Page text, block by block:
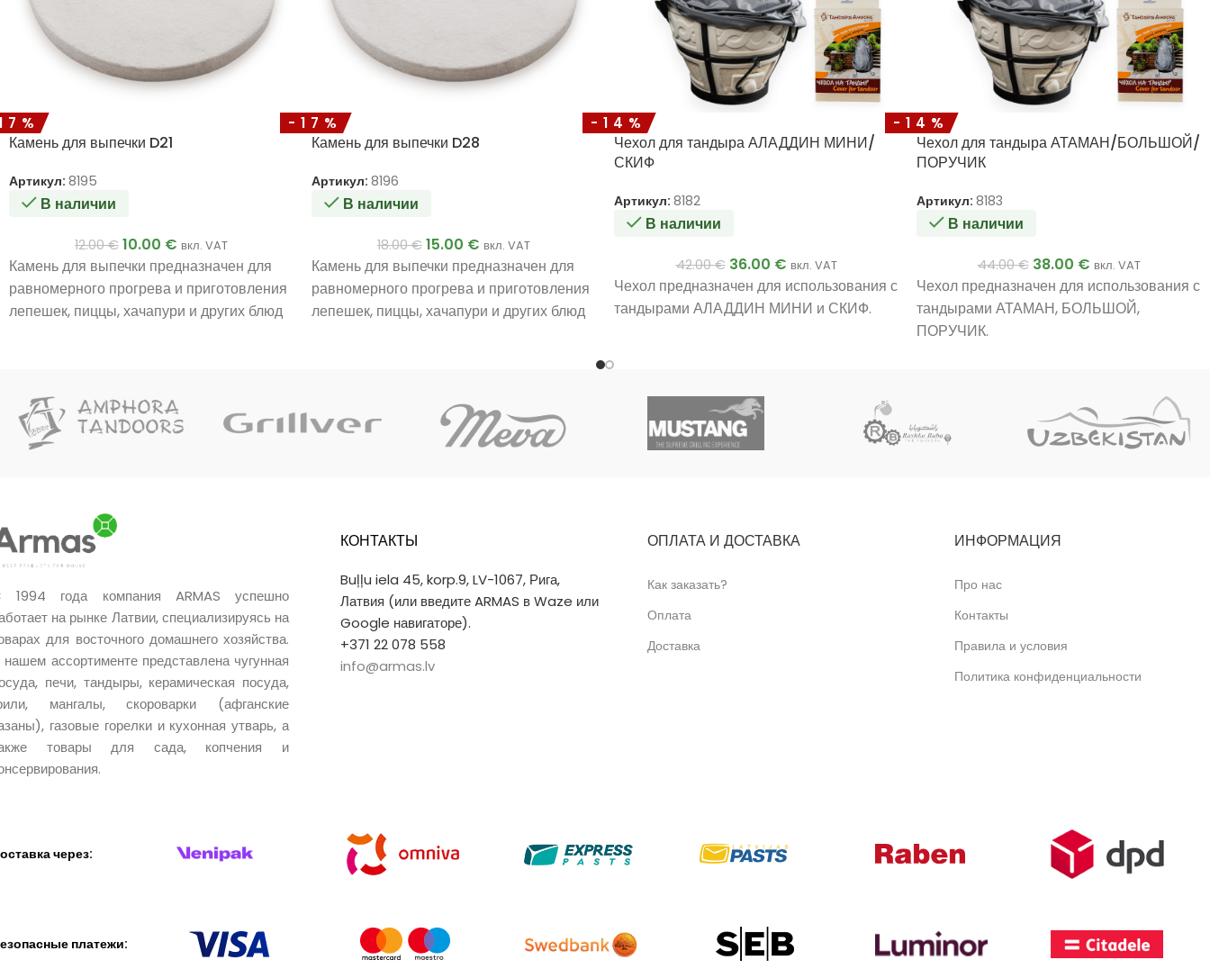
Камень для выпечки D21
Артикул: 8195
В наличии
12.00€ 10.00 € вкл. VAT
Камень для выпечки предназначен для
равномерного прогрева и приготовления
лепешек, пиццы, хачапури и других блюд
-17%
Камень для выпечки D28
Артикул: 8196
В наличии
18.00€ 15.00 € вкл. VAT
Камень для выпечки предназначен для
равномерного прогрева и приготовления
лепешек, пиццы, хачапури и других блюд
-14%
Чехол для тандыра АЛАДДИН МИНИ/
СКИФ
Артикул: 8182
В наличии
42.00€ 36.00 € вкл. VAT
Чехол предназначен для использования с
тандырами АЛАДДИН МИНИ и СКИФ.
-14%
Чехол для тандыра АТАМАН/БОЛЬШОЙ/
ПОРУЧИК
Артикул: 8183
В наличии
44.00€ 38.00 € вкл. VAT
Чехол предназначен для использования с
тандырами АТАМАН, БОЛЬШОЙ,
ПОРУЧИК.
1994 года компания ARMAS успешно
на рынке Латвии, специализируясь на
для восточного домашнего хозяйства.
ассортименте представлена чугунная
печи, тандыры, керамическая посуда,
мангалы, скороварки (афганские
газовые горелки и кухонная утварь, а
товары для сада, копчения и
КОНТАКТЫ
Buļļu iela 45, korp.9, LV-1067, Рига,
Латвия (или введите ARMAS в Waze или
Google навигаторе).
+371 22 078 558
info@armas.lv
ОПЛАТА И ДОСТАВКА
Как заказать?
Оплата
Доставка
ИНФОРМАЦИЯ
Про нас
Контакты
Правила и условия
Политика конфиденциальности
через:
платежи: